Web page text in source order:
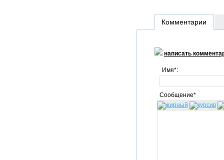
Комментарии
написать
Имя*:
Сообщение*